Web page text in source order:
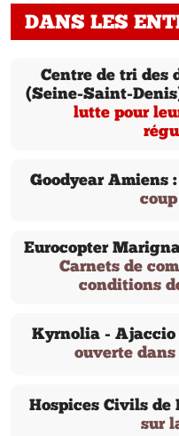
DANS LES
Centre de tri des
(Seine-Saint-
lutte pour
Goodyear Amiens :
Eurocopter
Carnets de
conditions
Kyrnolia - Ajaccio
ouverte
Hospices Civils de
sur